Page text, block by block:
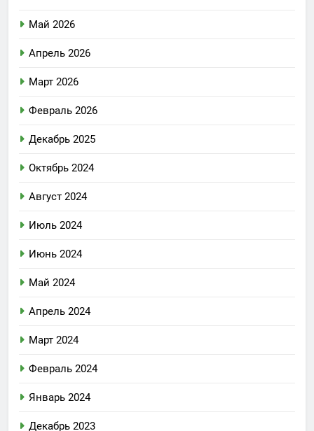
Май 2026
Апрель 2026
Март 2026
Февраль 2026
Декабрь 2025
Октябрь 2024
Август 2024
Июль 2024
Июнь 2024
Май 2024
Апрель 2024
Март 2024
Февраль 2024
Январь 2024
Декабрь 2023